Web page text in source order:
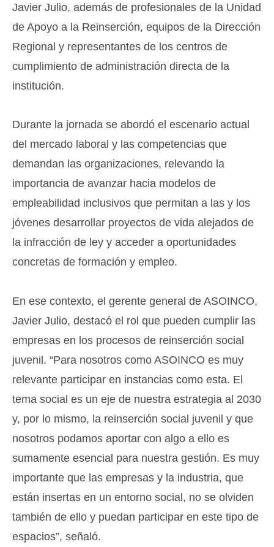
Javier Julio, además de profesionales de la Unidad
de Apoyo a la Reinserción, equipos de la Dirección
Regional y representantes de los centros de
cumplimiento de administración directa de la
institución.
Durante la jornada se abordó el escenario actual
del mercado laboral y las competencias que
demandan las organizaciones, relevando la
importancia de avanzar hacia modelos de
empleabilidad inclusivos que permitan a las y los
jóvenes desarrollar proyectos de vida alejados de
la infracción de ley y acceder a oportunidades
concretas de formación y empleo.
En ese contexto, el gerente general de ASOINCO,
Javier Julio, destacó el rol que pueden cumplir las
empresas en los procesos de reinserción social
juvenil. “Para nosotros como ASOINCO es muy
relevante participar en instancias como esta. El
tema social es un eje de nuestra estrategia al 2030
y, por lo mismo, la reinserción social juvenil y que
nosotros podamos aportar con algo a ello es
sumamente esencial para nuestra gestión. Es muy
importante que las empresas y la industria, que
están insertas en un entorno social, no se olviden
también de ello y puedan participar en este tipo de
espacios”, señaló.